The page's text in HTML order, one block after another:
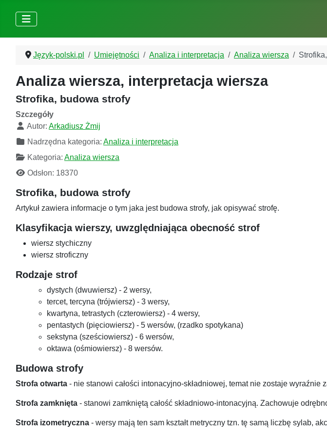
Język-polski.pl Umiejętności Analiza i interpretacja Analiza wiersza
Analiza wiersza, interpretacja wiersza
Strofika, budowa strofy
Szczegóły
Autor: Arkadiusz Żmij
Nadrzędna kategoria: Analiza i interpretacja
Kategoria: Analiza wiersza
Odsłon: 18370
Strofika, budowa strofy
Artykuł zawiera informacje o tym jaka jest budowa strofy, jak opisywać strofę.
Klasyfikacja wierszy, uwzględniająca obecność strof
wiersz stychiczny
wiersz stroficzny
Rodzaje strof
dystych (dwuwiersz) - 2 wersy,
tercet, tercyna (trójwiersz) - 3 wersy,
kwartyna, tetrastych (czterowiersz) - 4 wersy,
pentastych (pięciowiersz) - 5 wersów, (rzadko spotykana)
sekstyna (sześciowiersz) - 6 wersów,
oktawa (ośmiowiersz) - 8 wersów.
Budowa strofy
Strofa otwarta - nie stanowi całości intonacyjno-składniowej, temat nie zostaje wyraźnie
Strofa zamknięta - stanowi zamkniętą całość składniowo-intonacyjną. Zachowuje
Strofa izometryczna - wersy mają ten sam kształt metryczny tzn. tę samą liczbę sylab,